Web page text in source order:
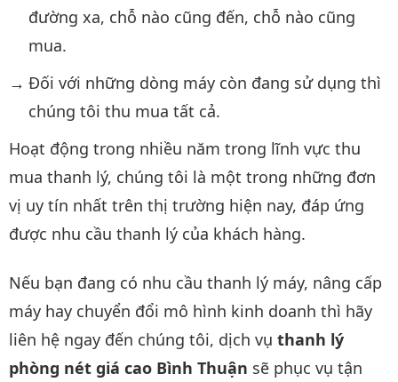
đường xa, chỗ nào cũng đến, chỗ nào cũng
mua.
Đối với những dòng máy còn đang sử dụng thì
chúng tôi thu mua tất cả.
Hoạt động trong nhiều năm trong lĩnh vực thu
mua thanh lý, chúng tôi là một trong những đơn
vị uy tín nhất trên thị trường hiện nay, đáp ứng
được nhu cầu thanh lý của khách hàng.
Nếu bạn đang có nhu cầu thanh lý máy, nâng cấp
máy hay chuyển đổi mô hình kinh doanh thì hãy
liên hệ ngay đến chúng tôi, dịch vụ thanh lý
phòng nét giá cao Bình Thuận sẽ phục vụ tận